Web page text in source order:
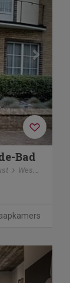
Bad
Westende
Next